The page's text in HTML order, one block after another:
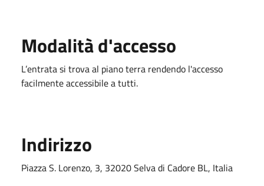
Modalità d'accesso
L’entrata si trova al piano terra rendendo l'accesso
facilmente accessibile a tutti.
Indirizzo
Piazza S. Lorenzo, 3, 32020 Selva di Cadore BL, Italia